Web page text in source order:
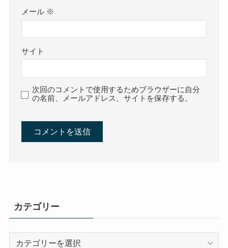
メール ※
サイト
次回のコメントで使用するためブラウザーに自分
の名前、メールアドレス、サイトを保存する。
カテゴリー